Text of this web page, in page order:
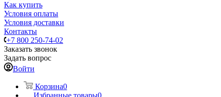
Как купить
Условия оплаты
Условия доставки
Контакты
+7 800 250-74-02
Заказать звонок
Задать вопрос
Войти
Корзина0
Избранные товары0